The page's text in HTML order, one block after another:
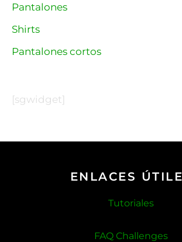
Pantalones
Shirts
Pantalones cortos
[sgwidget]
ENLACES
Tutoriales
FAQ Challenges